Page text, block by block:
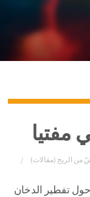
مفتيا
من الريح (مقالات)
تفطير الدخان